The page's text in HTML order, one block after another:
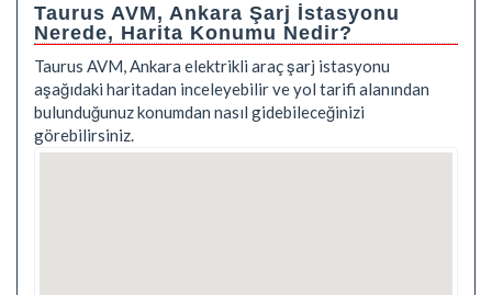
Taurus AVM, Ankara Şarj İstasyonu
Nerede, Harita Konumu Nedir?
Taurus AVM, Ankara elektrikli araç şarj istasyonu
aşağıdaki haritadan inceleyebilir ve yol tarifi alanından
bulunduğunuz konumdan nasıl gidebileceğinizi
görebilirsiniz.